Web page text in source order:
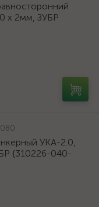
х 2мм, ЗУБР
УКА-2.0,
{310226-040-